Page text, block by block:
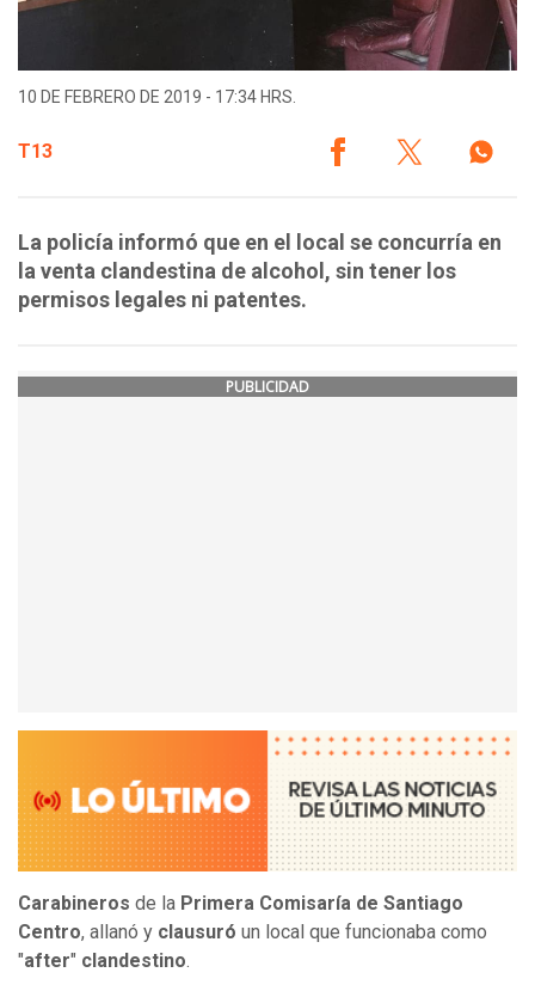
10 DE FEBRERO DE 2019 - 17:34 HRS.
T13
La policía informó que en el local se concurría en
la venta clandestina de alcohol, sin tener los
permisos legales ni patentes.
PUBLICIDAD
Carabineros de la Primera Comisaría de Santiago
Centro, allanó y clausuró un local que funcionaba como
"after" clandestino.